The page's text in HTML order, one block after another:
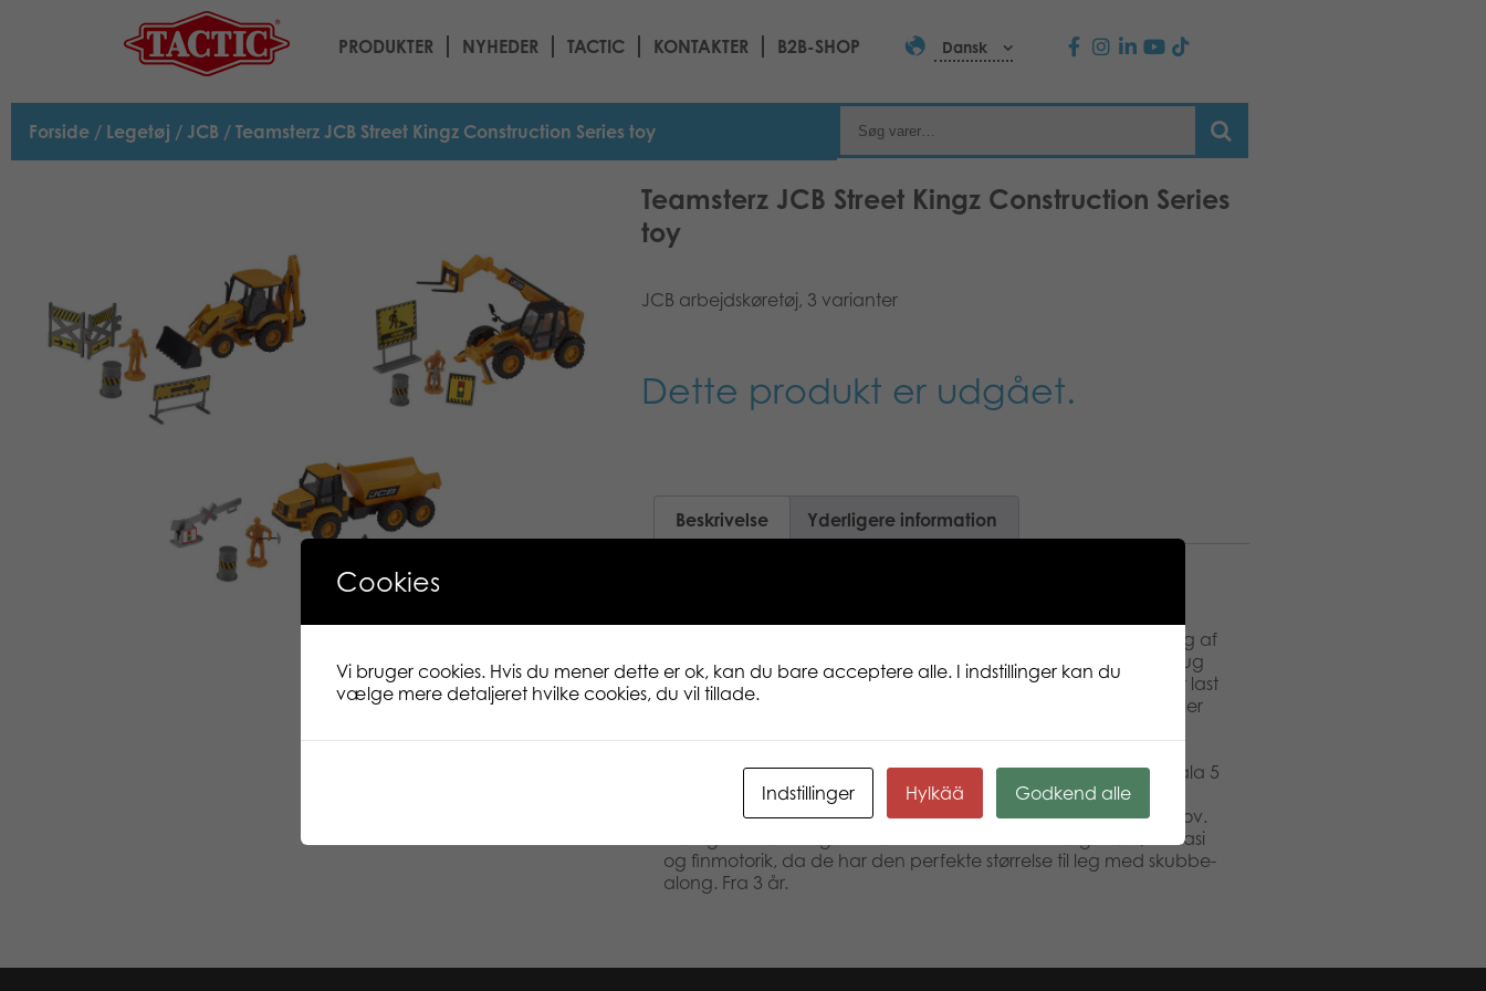
PRODUKTER NYHEDER TACTIC KONTAKTER B2B-SHOP Dansk
Forside / Legetøj / JCB / Teamsterz JCB Street Kingz Construction Series toy
Teamsterz JCB Street Kingz Construction Series
toy
JCB arbejdskøretøj, 3 varianter
Dette produkt er udgået.
Beskrivelse Yderligere information
Fremadstormende juniorbyggere kan vælge mellem et udvalg af
tre JCB-replikakøretøjer, afhængigt af den maskine, de har brug
for til opgaven! Flyt murbrokker med baglæsseren, transportér last
over ujævnt terræn med dumpvognen og flyt byggematerialer
medfølgende arbejderfigur. Bygge lastbilerne er alle cirka i skala 5
tommer med en kvalitetsstøbt karrosseri, uafhængige frit
bevægelige hjul og bevægelige dele for yderligere rollespilssjov.
Bidrager til udviklingen af dine smås sociale færdigheder, fantasi
og finmotorik, da de har den perfekte størrelse til leg med skubbe-
along. Fra 3 år.
Cookies
Vi bruger cookies. Hvis du mener dette er ok, kan du bare acceptere alle. I indstillinger kan du
vælge mere detaljeret hvilke cookies, du vil tillade.
Indstillinger Hylkää Godkend alle